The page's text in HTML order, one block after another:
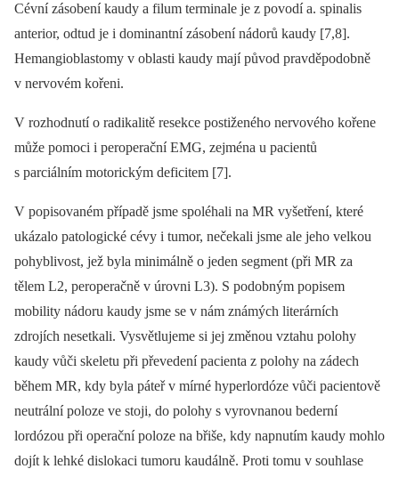
Cévní zásobení kaudy a filum terminale je z povodí a. spinalis
anterior, odtud je i dominantní zásobení nádorů kaudy [7,8].
Hemangioblastomy v oblasti kaudy mají původ pravděpodobně
v nervovém kořeni.
V rozhodnutí o radikalitě resekce postiženého nervového kořene
může pomoci i peroperační EMG, zejména u pacientů
s parciálním motorickým deficitem [7].
V popisovaném případě jsme spoléhali na MR vyšetření, které
ukázalo patologické cévy i tumor, nečekali jsme ale jeho velkou
pohyblivost, jež byla minimálně o jeden segment (při MR za
tělem L2, peroperačně v úrovni L3). S podobným popisem
mobility nádoru kaudy jsme se v nám známých literárních
zdrojích nesetkali. Vysvětlujeme si jej změnou vztahu polohy
kaudy vůči skeletu při převedení pacienta z polohy na zádech
během MR, kdy byla páteř v mírné hyperlordóze vůči pacientově
neutrální poloze ve stoji, do polohy s vyrovnanou bederní
lordózou při operační poloze na břiše, kdy napnutím kaudy mohlo
dojít k lehké dislokaci tumoru kaudálně. Proti tomu v souhlase